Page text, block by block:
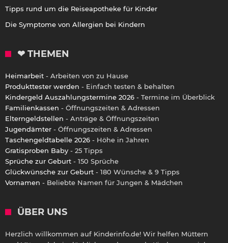
Tipps rund um die Reiseapotheke für Kinder
Die Symptome von Allergien bei Kindern
❤ THEMEN
Heimarbeit - Arbeiten von zu Hause
Produkttester werden - Einfach testen & behalten
Kindergeld Auszahlungstermine 2026 - Termine im Überblick
Familienkassen - Öffnungszeiten & Adressen
Elterngeldstellen - Anträge & Öffnungszeiten
Jugendämter - Öffnungszeiten & Adressen
Taschengeldtabelle 2026 - Höhe in Jahren
Gratisproben Baby - 25 Tipps
Sprüche zur Geburt - 150 Sprüche
Glückwünsche zur Geburt - 180 Wünsche & 9 Tipps
Vornamen - Beliebte Namen für Jungen & Mädchen
ÜBER UNS
Herzlich willkommen auf Kinderinfo.de! Wir helfen Müttern